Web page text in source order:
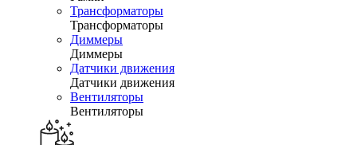
Трансформаторы
Трансформаторы
Диммеры
Диммеры
Датчики движения
Датчики движения
Вентиляторы
Вентиляторы